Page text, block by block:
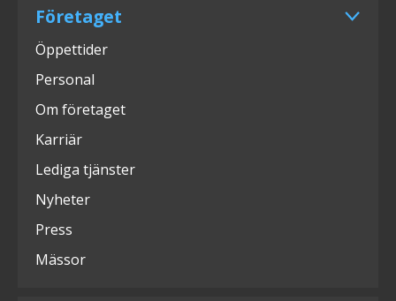
Företaget
Öppettider
Personal
Om företaget
Karriär
Lediga tjänster
Nyheter
Press
Mässor